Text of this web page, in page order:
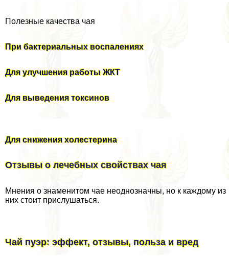
Полезные качества чая
При бактериальных воспалениях
Для улучшения работы ЖКТ
Для выведения токсинов
Для снижения холестерина
Отзывы о лечебных свойствах чая
Мнения о знаменитом чае неоднозначны, но к каждому из
них стоит прислушаться.
Чай пуэр: эффект, отзывы, польза и вред